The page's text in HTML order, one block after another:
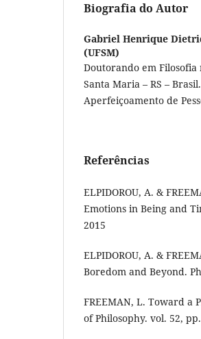
Biografia do Autor
Gabriel Henrique
(UFSM)
Doutorando em Filosofia
Santa Maria – RS –
Aperfeiçoamento de
Referências
ELPIDOROU, A. &
Emotions in Being and
2015
ELPIDOROU, A. &
Boredom and Beyond.
FREEMAN, L. Toward a
of Philosophy. vol. 52,